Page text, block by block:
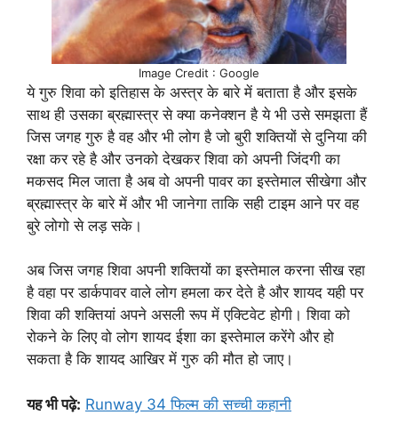
Image Credit : Google
ये गुरु शिवा को इतिहास के अस्त्र के बारे में बताता है और इसके
साथ ही उसका ब्रह्मास्त्र से क्या कनेक्शन है ये भी उसे समझता हैं
जिस जगह गुरु है वह और भी लोग है जो बुरी शक्तियों से दुनिया की
रक्षा कर रहे है और उनको देखकर शिवा को अपनी जिंदगी का
मकसद मिल जाता है अब वो अपनी पावर का इस्तेमाल सीखेगा और
ब्रह्मास्त्र के बारे में और भी जानेगा ताकि सही टाइम आने पर वह
बुरे लोगो से लड़ सके।
अब जिस जगह शिवा अपनी शक्तियों का इस्तेमाल करना सीख रहा
है वहा पर डार्कपावर वाले लोग हमला कर देते है और शायद यही पर
शिवा की शक्तियां अपने असली रूप में एक्टिवेट होगी। शिवा को
रोकने के लिए वो लोग शायद ईशा का इस्तेमाल करेंगे और हो
सकता है कि शायद आखिर में गुरु की मौत हो जाए।
यह भी पढ़े: Runway 34 फिल्म की सच्ची कहानी